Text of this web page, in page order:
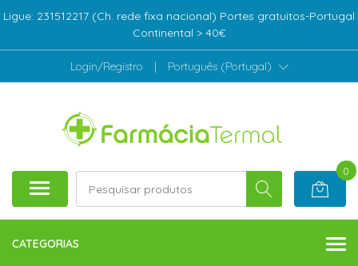
Ligue: 231512217 (Ch. rede fixa nacional) Portes gratuitos-Portugal
Continental > 40€
Login/Registro | Português (Portugal)
0
CATEGORIAS